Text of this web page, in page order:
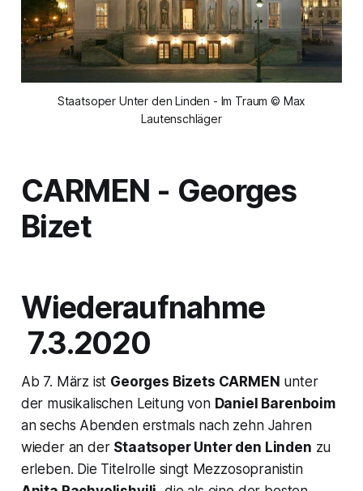
Staatsoper Unter den Linden - Im Traum © Max
Lautenschläger
CARMEN - Georges
Bizet
Wiederaufnahme
7.3.2020
Ab 7. März ist Georges Bizets CARMEN unter
der musikalischen Leitung von Daniel Barenboim
an sechs Abenden erstmals nach zehn Jahren
wieder an der Staatsoper Unter den Linden zu
erleben. Die Titelrolle singt Mezzosopranistin